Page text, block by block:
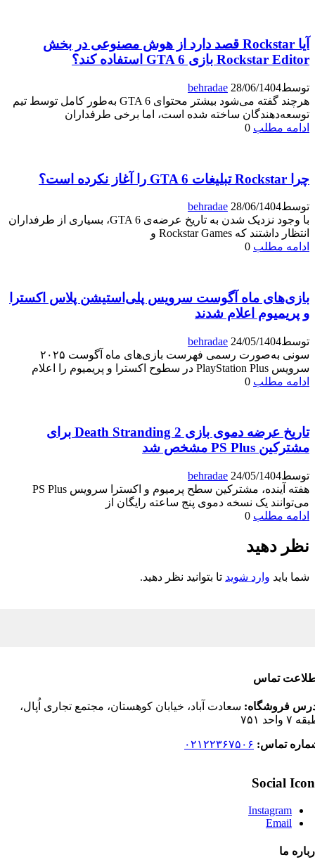
آیا Rockstar قصد دارد از هوش مصنوعی در بخش
Rockstar Editor بازی GTA 6 استفاده کند؟
توسط behradae 28/06/1404
هرچند گفته می‌شود بیشتر محتوای GTA 6 به‌طور کامل توسط تیم
توسعه‌دهندگان ساخته شده است، اما برخی طرفداران
ادامه مطلب 0
چرا Rockstar تبلیغات GTA 6 را آغاز نکرده است؟
توسط behradae 28/06/1404
با وجود نزدیک شدن به تاریخ عرضه‌ی GTA 6، بسیاری از طرفداران
انتظار داشتند که Rockstar Games و
ادامه مطلب 0
بازی‌های ماه آگوست سرویس پلی‌استیشن پلاس اکسترا
و پریمیوم اعلام شدند
توسط behradae 24/05/1404
سونی به‌صورت رسمی فهرست بازی‌های ماه آگوست ۲۰۲۵
سرویس PlayStation Plus در سطوح اکسترا و پریمیوم را اعلام
ادامه مطلب 0
تاریخ عرضه دموی بازی Death Stranding 2 برای
مشترکین PS Plus مشخص شد
توسط behradae 24/05/1404
هفته آینده، مشترکین سطح پرمیوم و اکسترا سرویس PS Plus
می‌توانند یک نسخه دموی پنج ساعته رایگان از
ادامه مطلب 0
نظر دهید
شما بایدوارد شویدتا بتوانید نظر دهید.
تماس
فروشگاه:سعادت آباد، خیابان کوهستان، مجتمع تجاری اُپال،
واحد ۷۵۱
تماس: ۰۲۱۲۲۳۶۷۵۰۶
Social
Instagram
Email
ما